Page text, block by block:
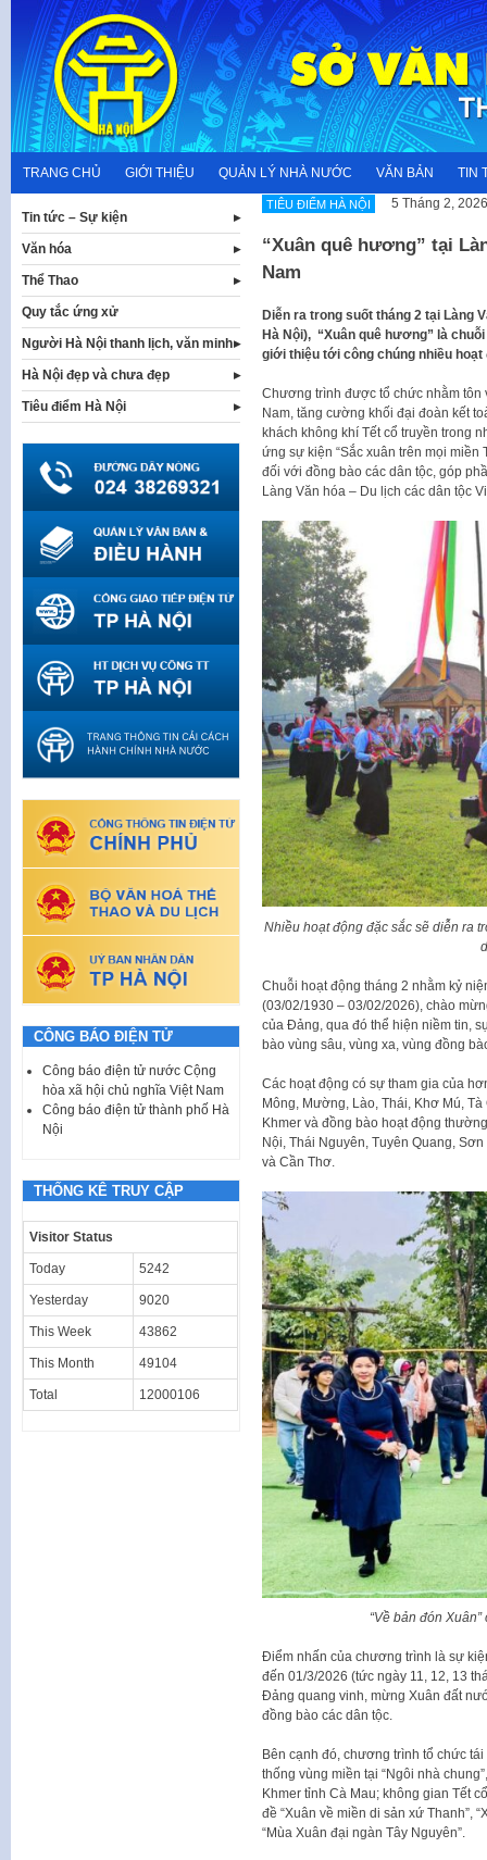
content
TRANG CHỦ GIỚI THIỆU QUẢN LÝ NHÀ NƯỚC VĂN BẢN TIN
TIÊU ĐIỂM HÀ NỘI 5 Tháng 2, 2026
“Xuân quê hương” tại
Nam
Diễn ra trong suốt tháng 2 tại Làng
Hà Nội), “Xuân quê hương” là
giới thiệu tới công chúng nhiều hoạt
Chương trình được tổ chức nhằm tôn
Nam, tăng cường khối đại đoàn kết
khách không khí Tết cổ truyền trong
ứng sự kiện “Sắc xuân trên mọi
đối với đồng bào các dân tộc, góp
Làng Văn hóa – Du lịch các dân tộc
Nhiều hoạt động đặc sắc sẽ diễn ra
Chuỗi hoạt động tháng 2 nhằm kỷ
(03/02/1930 – 03/02/2026), chào
của Đảng, qua đó thể hiện niềm tin,
bào vùng sâu, vùng xa, vùng đồng
Các hoạt động có sự tham gia của
Mông, Mường, Lào, Thái, Khơ Mú,
Khmer và đồng bào hoạt động
Nội, Thái Nguyên, Tuyên Quang,
và Cần Thơ.
“Về bản đón
Điểm nhấn của chương trình là sự
đến 01/3/2026 (tức ngày 11, 12, 13
Đảng quang vinh, mừng Xuân đất
đồng bào các dân tộc.
Bên cạnh đó, chương trình tổ chức
thống vùng miền tại “Ngôi nhà
Khmer tỉnh Cà Mau; không gian Tết
đề “Xuân về miền di sản xứ Thanh”,
“Mùa Xuân đại ngàn Tây Nguyên”.
Tin tức – Sự kiện
Văn hóa
Thể Thao
Quy tắc ứng xử
Người Hà Nội thanh lịch, văn minh
Hà Nội đẹp và chưa đẹp
Tiêu điểm Hà Nội
CÔNG BÁO ĐIỆN TỬ
Công báo điện tử nước Cộng
hòa xã hội chủ nghĩa Việt Nam
Công báo điện tử thành phố Hà
Nội
THỐNG KÊ TRUY CẬP
Visitor Status
Today 5242
Yesterday 9020
This Week 43862
This Month 49104
Total 12000106